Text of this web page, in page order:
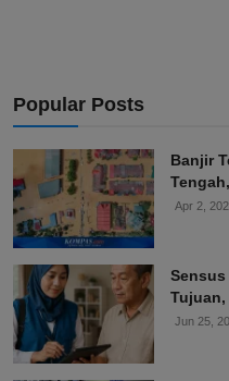
Popular Posts
Banjir
Apr 2,
Sensus
Tujuan,
Jun 25,